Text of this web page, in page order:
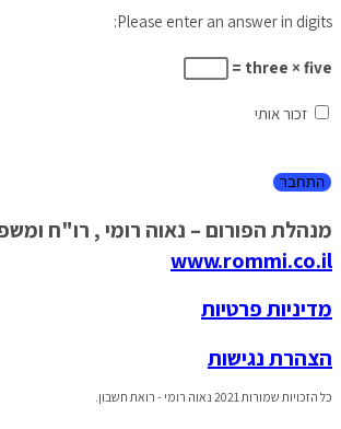
Please enter an answer in digits:
three × five =
זכור אותי
מנהלת הפורום – נאוה רומי , רו"ח
www.rommi.co.il
מדיניות פרטיות
הצהרת נגישות
כל הזכויות שמורות 2021 נאוה רומי - רואת חשבון.